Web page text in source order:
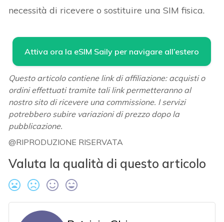
necessità di ricevere o sostituire una SIM fisica.
Attiva ora la eSIM Saily per navigare all’estero
Questo articolo contiene link di affiliazione: acquisti o
ordini effettuati tramite tali link permetteranno al
nostro sito di ricevere una commissione. I servizi
potrebbero subire variazioni di prezzo dopo la
pubblicazione.
@RIPRODUZIONE RISERVATA
Valuta la qualità di questo articolo